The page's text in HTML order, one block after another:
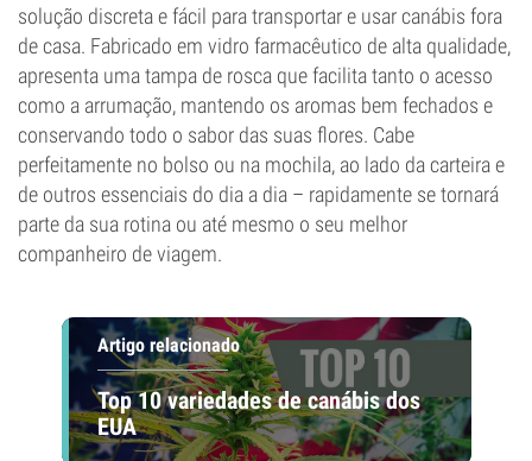
solução discreta e fácil para transportar e usar canábis fora
de casa. Fabricado em vidro farmacêutico de alta qualidade,
apresenta uma tampa de rosca que facilita tanto o acesso
como a arrumação, mantendo os aromas bem fechados e
conservando todo o sabor das suas flores. Cabe
perfeitamente no bolso ou na mochila, ao lado da carteira e
de outros essenciais do dia a dia – rapidamente se tornará
parte da sua rotina ou até mesmo o seu melhor
companheiro de viagem.
Artigo relacionado
Top 10 variedades de canábis dos
EUA